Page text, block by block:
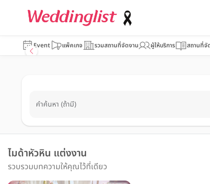
Event แพ็คเกจ รวมสถานที่จัดงาน ผู้ให้บริการ สถานที่จั
คำค้นหา (ถ้ามี)
ไมด้าหัวหิน แต่งงาน
รวบรวมบทความให้คุณไว้ที่เดียว